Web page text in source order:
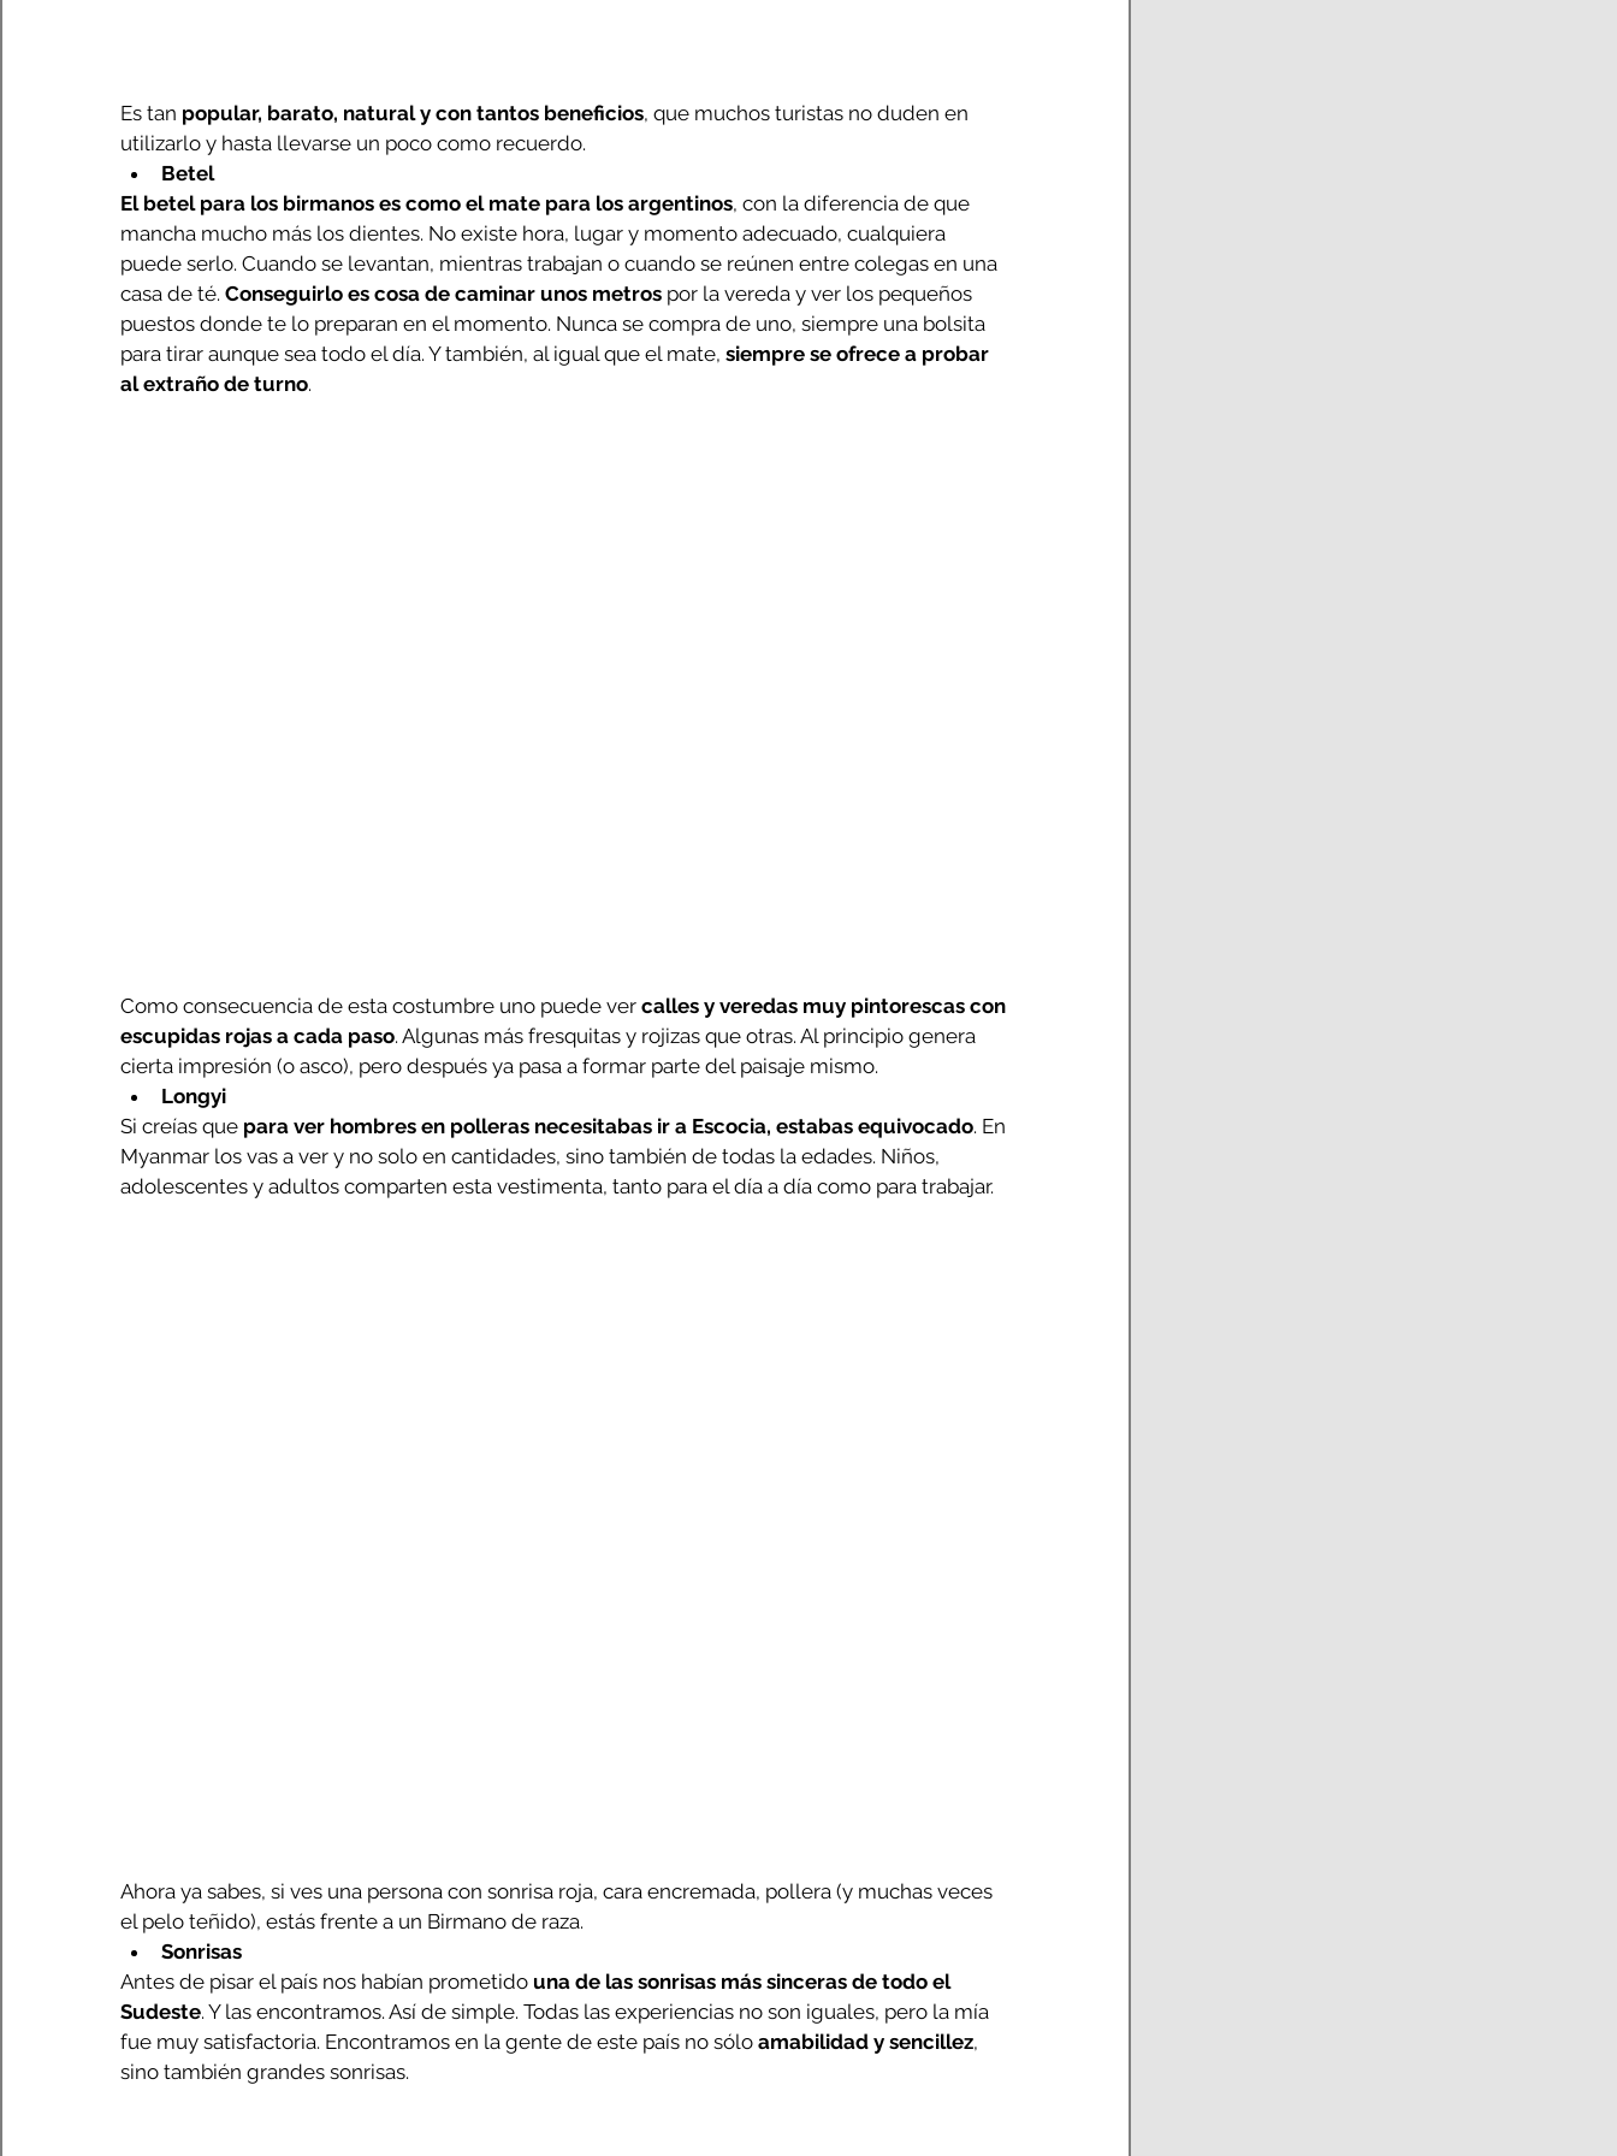
Es tan popular, barato, natural y con tantos beneficios, que muchos turistas no duden en
utilizarlo y hasta llevarse un poco como recuerdo.
Betel
El betel para los birmanos es como el mate para los argentinos, con la diferencia de que
mancha mucho más los dientes. No existe hora, lugar y momento adecuado, cualquiera
puede serlo. Cuando se levantan, mientras trabajan o cuando se reúnen entre colegas en una
casa de té. Conseguirlo es cosa de caminar unos metros por la vereda y ver los pequeños
puestos donde te lo preparan en el momento. Nunca se compra de uno, siempre una bolsita
para tirar aunque sea todo el día. Y también, al igual que el mate, siempre se ofrece a probar
al extraño de turno.
Como consecuencia de esta costumbre uno puede ver calles y veredas muy pintorescas con
escupidas rojas a cada paso. Algunas más fresquitas y rojizas que otras. Al principio genera
cierta impresión (o asco), pero después ya pasa a formar parte del paisaje mismo.
Longyi
Si creías que para ver hombres en polleras necesitabas ir a Escocia, estabas equivocado. En
Myanmar los vas a ver y no solo en cantidades, sino también de todas la edades. Niños,
adolescentes y adultos comparten esta vestimenta, tanto para el día a día como para trabajar.
Ahora ya sabes, si ves una persona con sonrisa roja, cara encremada, pollera (y muchas veces
el pelo teñido), estás frente a un Birmano de raza.
Sonrisas
Antes de pisar el país nos habían prometido una de las sonrisas más sinceras de todo el
Sudeste. Y las encontramos. Así de simple. Todas las experiencias no son iguales, pero la mía
fue muy satisfactoria. Encontramos en la gente de este país no sólo amabilidad y sencillez,
sino también grandes sonrisas.